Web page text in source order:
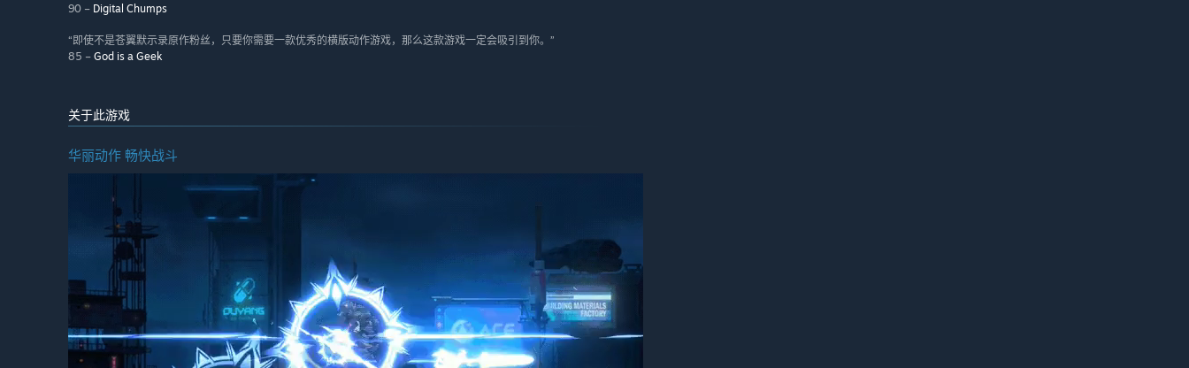
90 – Digital Chumps
“即使不是苍翼默示录原作粉丝，只要你需要一款优秀的横版动作游戏，那么这款游戏一定会吸引到你。”
85 – God is a Geek
关于此游戏
华丽动作 畅快战斗